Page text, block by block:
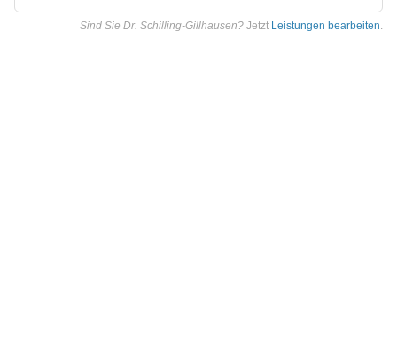
Sind Sie Dr. Schilling-Gillhausen? Jetzt Leistungen bearbeiten.